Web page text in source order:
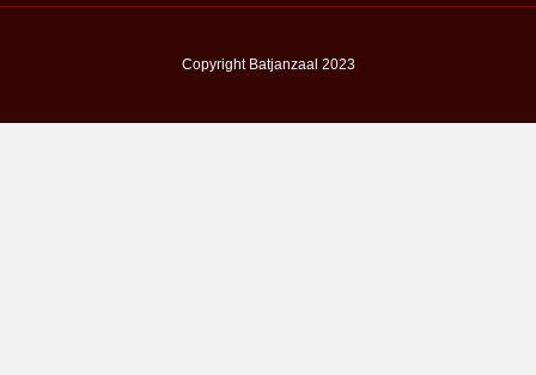
Copyright Batjanzaal 2023